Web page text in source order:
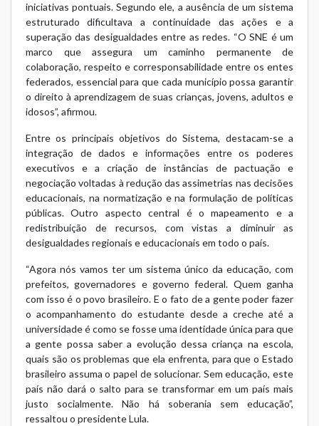
iniciativas pontuais. Segundo ele, a ausência de um sistema
estruturado dificultava a continuidade das ações e a
superação das desigualdades entre as redes. “O SNE é um
marco que assegura um caminho permanente de
colaboração, respeito e corresponsabilidade entre os entes
federados, essencial para que cada município possa garantir
o direito à aprendizagem de suas crianças, jovens, adultos e
idosos”, afirmou.
Entre os principais objetivos do Sistema, destacam-se a
integração de dados e informações entre os poderes
executivos e a criação de instâncias de pactuação e
negociação voltadas à redução das assimetrias nas decisões
educacionais, na normatização e na formulação de políticas
públicas. Outro aspecto central é o mapeamento e a
redistribuição de recursos, com vistas a diminuir as
desigualdades regionais e educacionais em todo o país.
“Agora nós vamos ter um sistema único da educação, com
prefeitos, governadores e governo federal. Quem ganha
com isso é o povo brasileiro. E o fato de a gente poder fazer
o acompanhamento do estudante desde a creche até a
universidade é como se fosse uma identidade única para que
a gente possa saber a evolução dessa criança na escola,
quais são os problemas que ela enfrenta, para que o Estado
brasileiro assuma o papel de solucionar. Sem educação, este
país não dará o salto para se transformar em um país mais
justo socialmente. Não há soberania sem educação”,
ressaltou o presidente Lula.